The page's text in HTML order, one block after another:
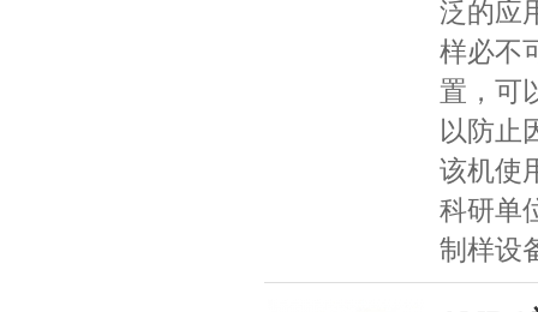
泛的应
样必不
置，可
以防止
该机使
科研单
制样设